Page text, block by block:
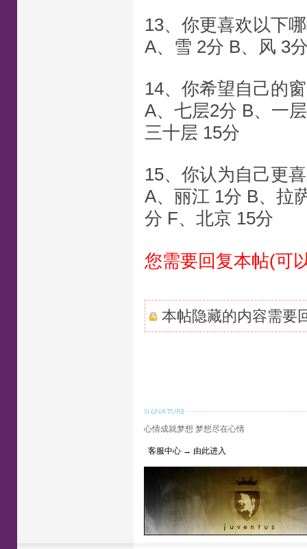
13、你更喜欢以下
A、雪 2分 B、风 3
14、你希望自己的
A、七层2分 B、一
三十层 15分
15、你认为自己更
A、丽江 1分 B、拉
分 F、北京 15分
您需要回复本帖(可
本帖隐藏的内容需要
心情成就梦想 梦想尽在心情
客服中心 → 由此进入